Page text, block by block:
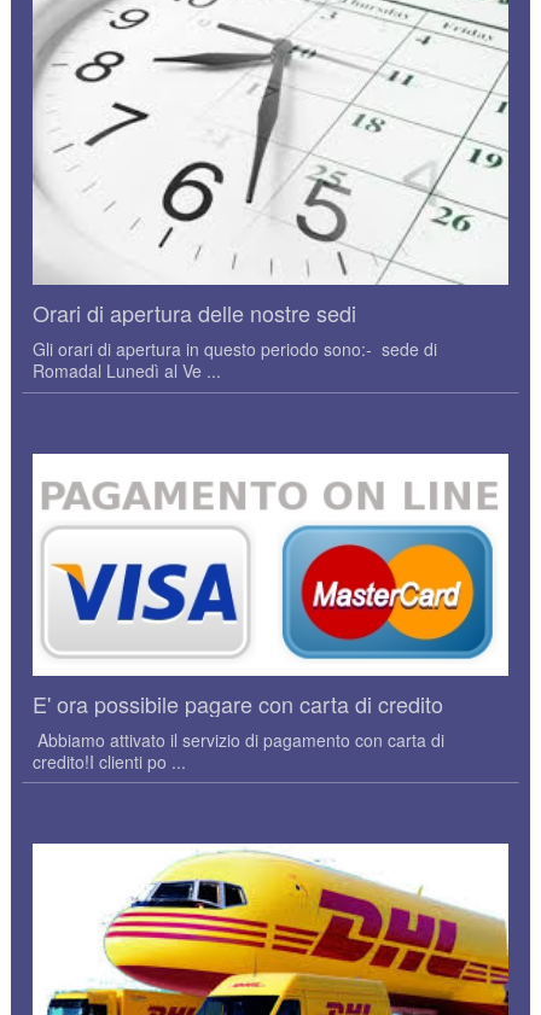
Orari di apertura delle nostre sedi
Gli orari di apertura in questo periodo sono:- sede di
Romadal Lunedì al Ve ...
E' ora possibile pagare con carta di credito
Abbiamo attivato il servizio di pagamento con carta di
credito!I clienti po ...